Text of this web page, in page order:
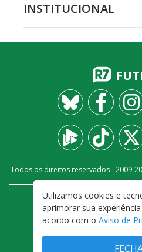
INSTITUCIONAL
Todos os direitos reservados - 2009-
FALE
TERMOS E
Utilizamos cookies e
aprimorar sua
acordo com o Aviso de